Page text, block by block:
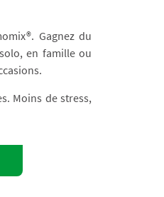
Gagnez du
en famille ou
Moins de stress,